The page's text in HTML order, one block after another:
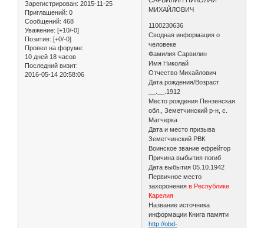
Зарегистрирован: 2015-11-25
Приглашений: 0
Сообщений: 468
Уважение: [+10/-0]
Позитив: [+0/-0]
Провел на форуме:
10 дней 18 часов
Последний визит:
2016-05-14 20:58:06
МИХАЙЛОВИЧ
1100230636
Сводная информация о
человеке
Фамилия Сарвилин
Имя Николай
Отчество Михайлович
Дата рождения/Возраст
__.__.1912
Место рождения Пензенская
обл., Земетчинский р-н, с.
Матчерка
Дата и место призыва
Земетчинский РВК
Воинское звание ефрейтор
Причина выбытия погиб
Дата выбытия 05.10.1942
Первичное место
захороненияв Республике
Карелия
Название источника
информации Книга памяти
http://obd-